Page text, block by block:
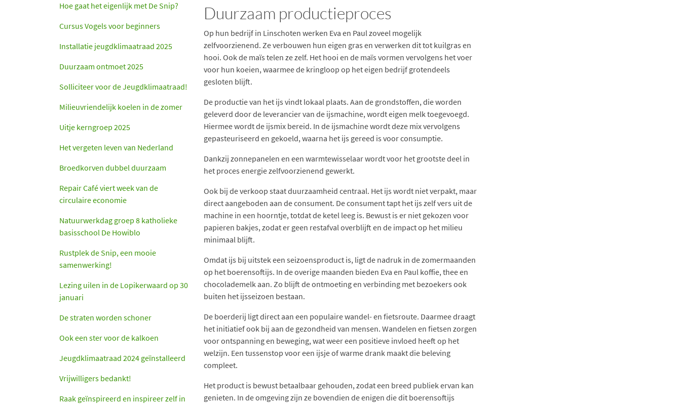
Duurzaam productieproces
Op hun bedrijf in Linschoten werken Eva en Paul zoveel mogelijk
zelfvoorzienend. Ze verbouwen hun eigen gras en verwerken dit tot kuilgras en
hooi. Ook de maïs telen ze zelf. Het hooi en de maïs vormen vervolgens het voer
voor hun koeien, waarmee de kringloop op het eigen bedrijf grotendeels
gesloten blijft.
De productie van het ijs vindt lokaal plaats. Aan de grondstoffen, die worden
geleverd door de leverancier van de ijsmachine, wordt eigen melk toegevoegd.
Hiermee wordt de ijsmix bereid. In de ijsmachine wordt deze mix vervolgens
gepasteuriseerd en gekoeld, waarna het ijs gereed is voor consumptie.
Dankzij zonnepanelen en een warmtewisselaar wordt voor het grootste deel in
het proces energie zelfvoorzienend gewerkt.
Ook bij de verkoop staat duurzaamheid centraal. Het ijs wordt niet verpakt, maar
direct aangeboden aan de consument. De consument tapt het ijs zelf vers uit de
machine in een hoorntje, totdat de ketel leeg is. Bewust is er niet gekozen voor
papieren bakjes, zodat er geen restafval overblijft en de impact op het milieu
minimaal blijft.
Omdat ijs bij uitstek een seizoensproduct is, ligt de nadruk in de zomermaanden
op het boerensoftijs. In de overige maanden bieden Eva en Paul koffie, thee en
chocolademelk aan. Zo blijft de ontmoeting en verbinding met bezoekers ook
buiten het ijsseizoen bestaan.
De boerderij ligt direct aan een populaire wandel- en fietsroute. Daarmee draagt
het initiatief ook bij aan de gezondheid van mensen. Wandelen en fietsen zorgen
voor ontspanning en beweging, wat weer een positieve invloed heeft op het
welzijn. Een tussenstop voor een ijsje of warme drank maakt die beleving
compleet.
Het product is bewust betaalbaar gehouden, zodat een breed publiek ervan kan
genieten. In de omgeving zijn ze bovendien de enigen die dit boerensoftijs
Hoe gaat het eigenlijk met De Snip?
Cursus Vogels voor beginners
Installatie jeugdklimaatraad 2025
Duurzaam ontmoet 2025
Solliciteer voor de Jeugdklimaatraad!
Milieuvriendelijk koelen in de zomer
Uitje kerngroep 2025
Het vergeten leven van Nederland
Broedkorven dubbel duurzaam
Repair Café viert week van de
circulaire economie
Natuurwerkdag groep 8 katholieke
basisschool De Howiblo
Rustplek de Snip, een mooie
samenwerking!
Lezing uilen in de Lopikerwaard op 30
januari
De straten worden schoner
Ook een ster voor de kalkoen
Jeugdklimaatraad 2024 geïnstalleerd
Vrijwilligers bedankt!
Raak geïnspireerd en inspireer zelf in